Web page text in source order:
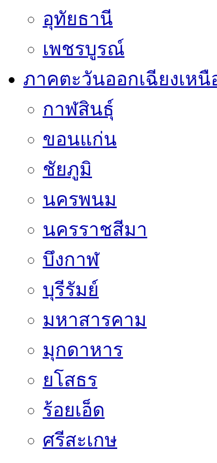
อุทัยธานี
เพชรบูรณ์
ภาคตะวันออกเฉียงเหนื
กาฬสินธุ์
ขอนแก่น
ชัยภูมิ
นครพนม
นครราชสีมา
บึงกาฬ
บุรีรัมย์
มหาสารคาม
มุกดาหาร
ยโสธร
ร้อยเอ็ด
ศรีสะเกษ